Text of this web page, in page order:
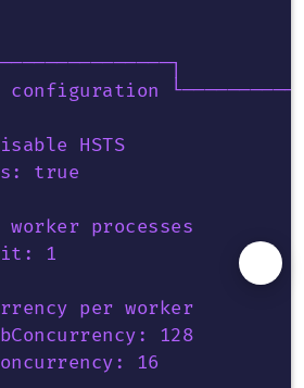
HSTS
true
worker processes
1
per worker
128
16